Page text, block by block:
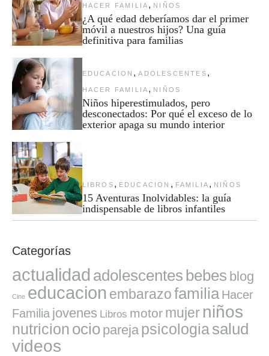
HACER FAMILIA , NIÑOS
¿A qué edad deberíamos dar el primer
móvil a nuestros hijos? Una guía
definitiva para familias
EDUCACION , ADOLESCENTES ,
HACER FAMILIA , NIÑOS
Niños hiperestimulados, pero
desconectados: Por qué el exceso de lo
exterior apaga su mundo interior
LIBROS , EDUCACION , FAMILIA , NIÑOS
15 Aventuras Inolvidables: la guía
indispensable de libros infantiles
Categorías
actualidad adolescentes bebes blog
Cine educacion embarazofamilia Hacer
Familia jovenes Libros motor mujer niños
nutricion ocio pareja psicologiasalud
videos